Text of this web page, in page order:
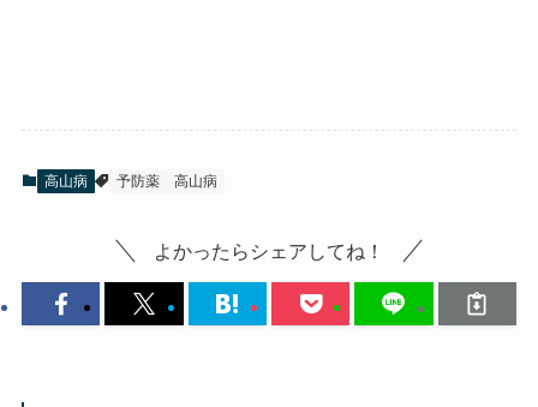
高山病 予防薬 高山病
よかったらシェアしてね！